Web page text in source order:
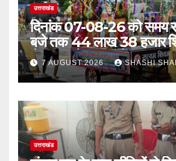
उत्तराखंड
दिनांक 07-08-26 को समय
बजे तक 44 लाख 38 हजार
लेकर अपने गंतव्य को
7 AUGUST 2026 SHASHI
उत्तराखंड